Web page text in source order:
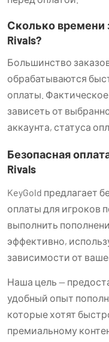
Сколько времени
Rivals?
Большинство
обрабатываются
оплаты.
зависеть от
аккаунта, статуса
Безопасная
Rivals
KeyGold предлагает
оплаты для игроков
выполнить
эффективно,
зависимости от
Наша цель —
удобный опыт
которые хотят
премиальному